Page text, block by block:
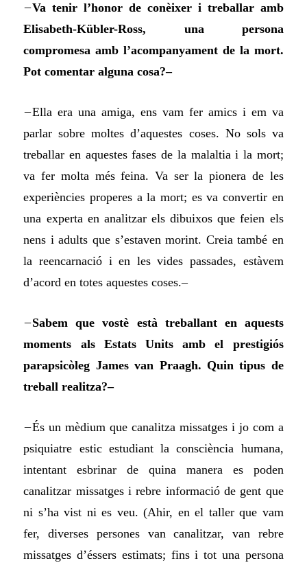
–Va tenir l’honor de conèixer i treballar amb
Elisabeth-Kübler-Ross, una persona
compromesa amb l’acompanyament de la mort.
Pot comentar alguna cosa?–
–Ella era una amiga, ens vam fer amics i em va
parlar sobre moltes d’aquestes coses. No sols va
treballar en aquestes fases de la malaltia i la mort;
va fer molta més feina. Va ser la pionera de les
experiències properes a la mort; es va convertir en
una experta en analitzar els dibuixos que feien els
nens i adults que s’estaven morint. Creia també en
la reencarnació i en les vides passades, estàvem
d’acord en totes aquestes coses.–
–Sabem que vostè està treballant en aquests
moments als Estats Units amb el prestigiós
parapsicòleg James van Praagh. Quin tipus de
treball realitza?–
–És un mèdium que canalitza missatges i jo com a
psiquiatre estic estudiant la consciència humana,
intentant esbrinar de quina manera es poden
canalitzar missatges i rebre informació de gent que
ni s’ha vist ni es veu. (Ahir, en el taller que vam
fer, diverses persones van canalitzar, van rebre
missatges d’éssers estimats; fins i tot una persona